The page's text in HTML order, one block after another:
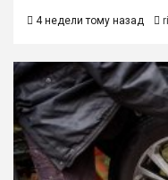
4 недели тому назад